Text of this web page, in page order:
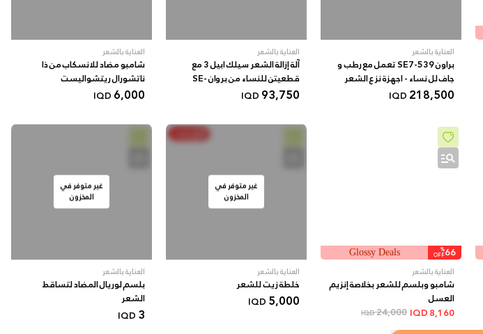
العناية بالشعر
براون SE7-539 تعمل مع رطب و
جاف لل نساء - اجهزة نزع الشعر
218,500
IQD
العناية بالشعر
آلة إزالة الشعر سيلك ابيل 3 مع
قطعيتن للنساء من بروان SE-
3270
93,750
IQD
العناية بالشعر
شامبو مضاد للانسكاب من ذا
ناتشورال ريتشواليست
6,000
IQD
66
%
OFF
Glossy Deals
العناية بالشعر
شامبو وبلسم للشعر بخلاصة إنزيم
العسل
8,160
24,000
IQD
غير متوفر في
المخزون
العناية بالشعر
خلطة زيت للشعر
5,000
IQD
غير متوفر في
المخزون
العناية بالشعر
بلسم لوريال المضاد لتساقط
الشعر
3
IQD